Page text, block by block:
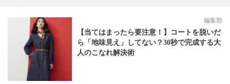
編集部
【当てはまったら要注意！】コートを脱いだ
ら「地味見え」してない？30秒で完成する大
人のこなれ解決術